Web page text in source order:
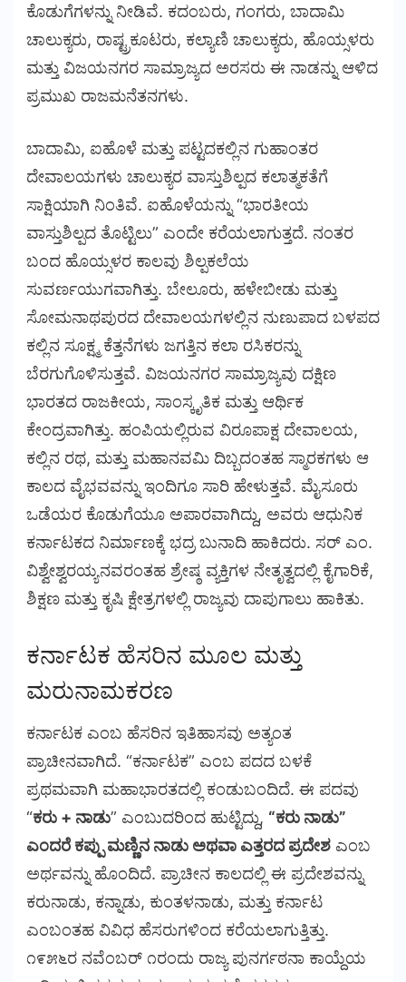
ಕೊಡುಗೆಗಳನ್ನು ನೀಡಿವೆ. ಕದಂಬರು, ಗಂಗರು, ಬಾದಾಮಿ
ಚಾಲುಕ್ಯರು, ರಾಷ್ಟ್ರಕೂಟರು, ಕಲ್ಯಾಣಿ ಚಾಲುಕ್ಯರು, ಹೊಯ್ಸಳರು
ಮತ್ತು ವಿಜಯನಗರ ಸಾಮ್ರಾಜ್ಯದ ಅರಸರು ಈ ನಾಡನ್ನು ಆಳಿದ
ಪ್ರಮುಖ ರಾಜಮನೆತನಗಳು.
ಬಾದಾಮಿ, ಐಹೊಳೆ ಮತ್ತು ಪಟ್ಟದಕಲ್ಲಿನ ಗುಹಾಂತರ
ದೇವಾಲಯಗಳು ಚಾಲುಕ್ಯರ ವಾಸ್ತುಶಿಲ್ಪದ ಕಲಾತ್ಮಕತೆಗೆ
ಸಾಕ್ಷಿಯಾಗಿ ನಿಂತಿವೆ. ಐಹೊಳೆಯನ್ನು “ಭಾರತೀಯ
ವಾಸ್ತುಶಿಲ್ಪದ ತೊಟ್ಟಿಲು” ಎಂದೇ ಕರೆಯಲಾಗುತ್ತದೆ. ನಂತರ
ಬಂದ ಹೊಯ್ಸಳರ ಕಾಲವು ಶಿಲ್ಪಕಲೆಯ
ಸುವರ್ಣಯುಗವಾಗಿತ್ತು. ಬೇಲೂರು, ಹಳೇಬೀಡು ಮತ್ತು
ಸೋಮನಾಥಪುರದ ದೇವಾಲಯಗಳಲ್ಲಿನ ನುಣುಪಾದ ಬಳಪದ
ಕಲ್ಲಿನ ಸೂಕ್ಷ್ಮ ಕೆತ್ತನೆಗಳು ಜಗತ್ತಿನ ಕಲಾ ರಸಿಕರನ್ನು
ಬೆರಗುಗೊಳಿಸುತ್ತವೆ. ವಿಜಯನಗರ ಸಾಮ್ರಾಜ್ಯವು ದಕ್ಷಿಣ
ಭಾರತದ ರಾಜಕೀಯ, ಸಾಂಸ್ಕೃತಿಕ ಮತ್ತು ಆರ್ಥಿಕ
ಕೇಂದ್ರವಾಗಿತ್ತು. ಹಂಪಿಯಲ್ಲಿರುವ ವಿರೂಪಾಕ್ಷ ದೇವಾಲಯ,
ಕಲ್ಲಿನ ರಥ, ಮತ್ತು ಮಹಾನವಮಿ ದಿಬ್ಬದಂತಹ ಸ್ಮಾರಕಗಳು ಆ
ಕಾಲದ ವೈಭವವನ್ನು ಇಂದಿಗೂ ಸಾರಿ ಹೇಳುತ್ತವೆ. ಮೈಸೂರು
ಒಡೆಯರ ಕೊಡುಗೆಯೂ ಅಪಾರವಾಗಿದ್ದು, ಅವರು ಆಧುನಿಕ
ಕರ್ನಾಟಕದ ನಿರ್ಮಾಣಕ್ಕೆ ಭದ್ರ ಬುನಾದಿ ಹಾಕಿದರು. ಸರ್ ಎಂ.
ವಿಶ್ವೇಶ್ವರಯ್ಯನವರಂತಹ ಶ್ರೇಷ್ಠ ವ್ಯಕ್ತಿಗಳ ನೇತೃತ್ವದಲ್ಲಿ ಕೈಗಾರಿಕೆ,
ಶಿಕ್ಷಣ ಮತ್ತು ಕೃಷಿ ಕ್ಷೇತ್ರಗಳಲ್ಲಿ ರಾಜ್ಯವು ದಾಪುಗಾಲು ಹಾಕಿತು.
ಕರ್ನಾಟಕ ಹೆಸರಿನ ಮೂಲ ಮತ್ತು
ಮರುನಾಮಕರಣ
ಕರ್ನಾಟಕ ಎಂಬ ಹೆಸರಿನ ಇತಿಹಾಸವು ಅತ್ಯಂತ
ಪ್ರಾಚೀನವಾಗಿದೆ. “ಕರ್ನಾಟಕ” ಎಂಬ ಪದದ ಬಳಕೆ
ಪ್ರಥಮವಾಗಿ ಮಹಾಭಾರತದಲ್ಲಿ ಕಂಡುಬಂದಿದೆ. ಈ ಪದವು
“ಕರು + ನಾಡು” ಎಂಬುದರಿಂದ ಹುಟ್ಟಿದ್ದು, “ಕರು ನಾಡು”
ಎಂದರೆ ಕಪ್ಪು ಮಣ್ಣಿನ ನಾಡು ಅಥವಾ ಎತ್ತರದ ಪ್ರದೇಶ ಎಂಬ
ಅರ್ಥವನ್ನು ಹೊಂದಿದೆ. ಪ್ರಾಚೀನ ಕಾಲದಲ್ಲಿ ಈ ಪ್ರದೇಶವನ್ನು
ಕರುನಾಡು, ಕನ್ನಾಡು, ಕುಂತಳನಾಡು, ಮತ್ತು ಕರ್ನಾಟ
ಎಂಬಂತಹ ವಿವಿಧ ಹೆಸರುಗಳಿಂದ ಕರೆಯಲಾಗುತ್ತಿತ್ತು.
೧೯೫೬ರ ನವೆಂಬರ್ ೧ರಂದು ರಾಜ್ಯ ಪುನರ್ಗಠನಾ ಕಾಯ್ದೆಯ